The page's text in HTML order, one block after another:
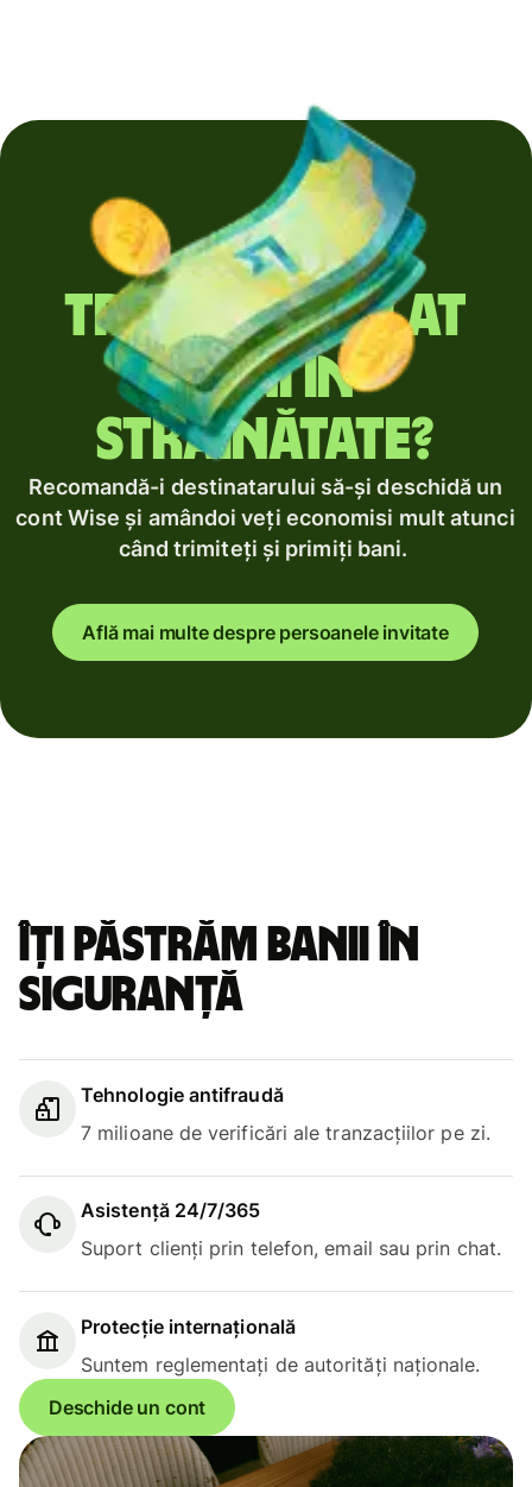
Trimiți regulat
bani în
străinătate?
Recomandă-i destinatarului să-și deschidă un
cont Wise și amândoi veți economisi mult atunci
când trimiteți și primiți bani.
Află mai multe despre persoanele invitate
Îți păstrăm banii în
siguranță
Tehnologie antifraudă
7 milioane de verificări ale tranzacțiilor pe zi.
Asistență 24/7/365
Suport clienți prin telefon, email sau prin chat.
Protecție internațională
Suntem reglementați de autorități naționale.
Deschide un cont